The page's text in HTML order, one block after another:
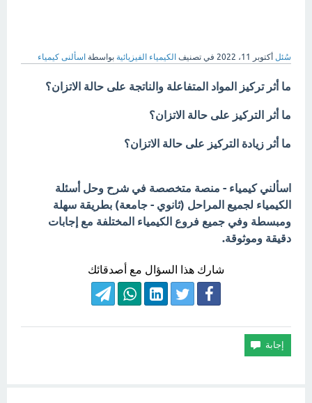
سُئل أكتوبر 11، 2022 في تصنيف الكيمياء الفيزيائية بواسطة اسألنى كيمياء
ما أثر تركيز المواد المتفاعلة والناتجة على حالة الاتزان؟
ما أثر التركيز على حالة الاتزان؟
ما أثر زيادة التركيز على حالة الاتزان؟
اسألني كيمياء - منصة متخصصة في شرح وحل أسئلة
الكيمياء لجميع المراحل (ثانوي - جامعة) بطريقة سهلة
ومبسطة وفي جميع فروع الكيمياء المختلفة مع إجابات
دقيقة وموثوقة.
شارك هذا السؤال مع أصدقائك